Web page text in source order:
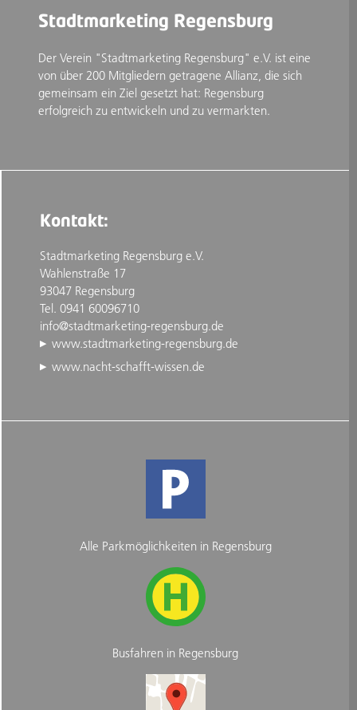
Stadtmarketing Regensburg
Der Verein "Stadtmarketing Regensburg" e.V. ist eine
von über 200 Mitgliedern getragene Allianz, die sich
gemeinsam ein Ziel gesetzt hat: Regensburg
erfolgreich zu entwickeln und zu vermarkten.
Kontakt:
Stadtmarketing Regensburg e.V.
Wahlenstraße 17
93047 Regensburg
Tel. 0941 60096710
info@stadtmarketing-regensburg.de
www.stadtmarketing-regensburg.de
www.nacht-schafft-wissen.de
Alle Parkmöglichkeiten in Regensburg
Busfahren in Regensburg